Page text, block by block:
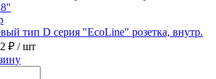
тип D серия "EcoLine" розетка, внутр.
₽ / шт